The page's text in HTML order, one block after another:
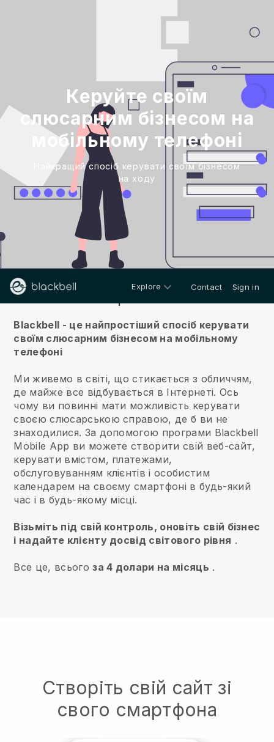
Керуйте своїм
слюсарним бізнесом на
мобільному телефоні
Найкращий спосіб керувати своїм бізнесом
на ходу
Explore Contact Sign in
Blackbell - це найпростіший спосіб керувати
своїм слюсарним бізнесом на мобільному
телефоні
Ми живемо в світі, що стикається з обличчям,
де майже все відбувається в Інтернеті. Ось
чому ви повинні мати можливість керувати
своєю слюсарською справою, де б ви не
знаходилися. За допомогою програми Blackbell
Mobile App ви можете створити свій веб-сайт,
керувати вмістом, платежами,
обслуговуванням клієнтів і особистим
календарем на своєму смартфоні в будь-який
час і в будь-якому місці.
Візьміть під свій контроль, оновіть свій бізнес
і надайте клієнту досвід світового рівня .
Все це, всьогоза 4 долари на місяць .
Створіть свій сайт зі
свого смартфона